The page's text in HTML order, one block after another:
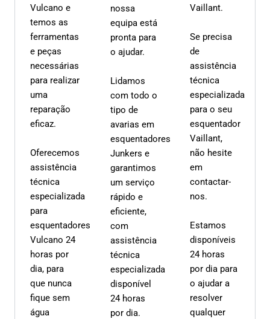
Vulcano e
temos as
ferramentas
e peças
necessárias
para realizar
uma
reparação
eficaz.
Oferecemos
assistência
técnica
especializada
para
esquentadores
Vulcano 24
horas por
dia, para
que nunca
fique sem
água
nossa
equipa está
pronta para
o ajudar.
Lidamos
com todo o
tipo de
avarias em
esquentadores
Junkers e
garantimos
um serviço
rápido e
eficiente,
com
assistência
técnica
especializada
disponível
24 horas
por dia.
Vaillant.
Se precisa
de
assistência
técnica
especializada
para o seu
esquentador
Vaillant,
não hesite
em
contactar-
nos.
Estamos
disponíveis
24 horas
por dia para
o ajudar a
resolver
qualquer